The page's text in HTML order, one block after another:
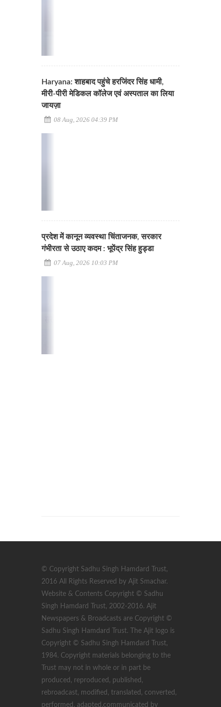
Haryana: शाहबाद पहुंचे हरजिंदर सिंह धामी,
मीरी-पीरी मेडिकल कॉलेज एवं अस्पताल का लिया
जायज़ा
08 Aug, 2026 04:39 PM
प्रदेश में कानून व्यवस्था चिंताजनक, सरकार
गंभीरता से उठाए कदम : भूपेंद्र सिंह हुड्डा
07 Aug, 2026 10:03 PM
© Copyright Sadhu Singh Hamdard Trust,
2016 All Rights Reserved by Ajit Smachar.
Website & Contents Copyright © Sadhu
Singh Hamdard Trust, 2002-2016. Ajit
Newspapers & Broadcasts are Copyright ©
Sadhu Singh Hamdard Trust. The Ajit logo is
Copyright © Sadhu Singh Hamdard Trust,
1984. Copyright materials belonging to the
Trust may not in whole or in part be
produced, reproduced, published,
rebroadcast, modified, translated, converted,
performed, adapted,communicated by